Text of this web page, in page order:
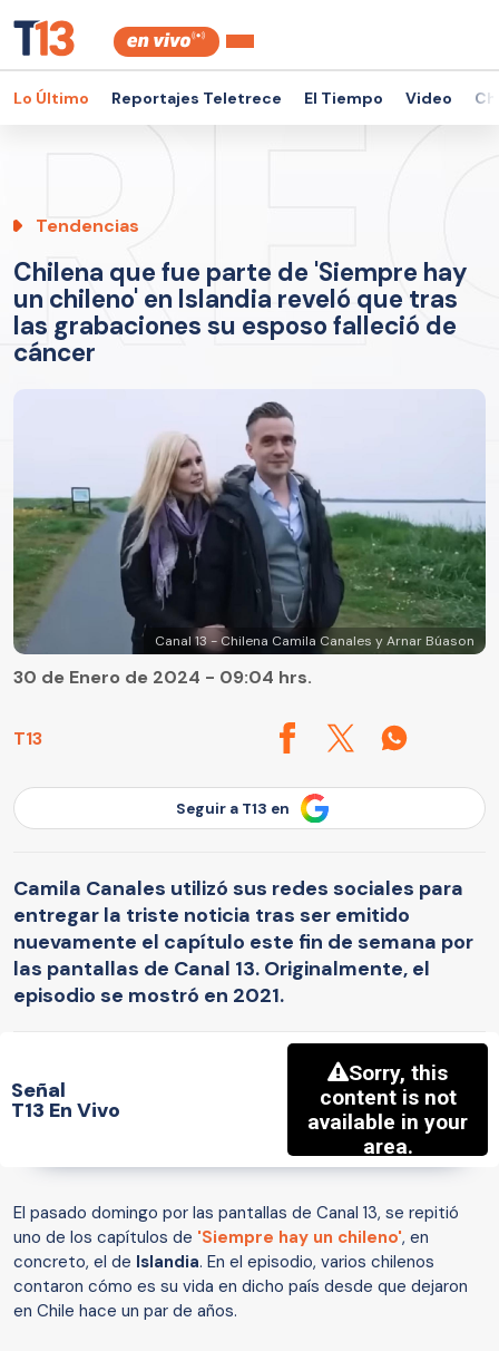
Lo Último Reportajes Teletrece El Tiempo Video
Tendencias
Chilena que fue parte de 'Siempre hay
un chileno' en Islandia reveló que tras
las grabaciones su esposo falleció de
cáncer
Canal 13 - Chilena Camila Canales y Arnar Búason
T13
30 de Enero de 2024 - 09:04 hrs.
Seguir a T13 en
Camila Canales utilizó sus redes sociales para
entregar la triste noticia tras ser emitido
nuevamente el capítulo este fin de semana por
las pantallas de Canal 13. Originalmente, el
episodio se mostró en 2021.
Señal
T13 En Vivo
El pasado domingo por las pantallas de Canal 13, se repitió
uno de los capítulos de 'Siempre hay un chileno', en
concreto, el de Islandia. En el episodio, varios chilenos
contaron cómo es su vida en dicho país desde que dejaron
en Chile hace un par de años.